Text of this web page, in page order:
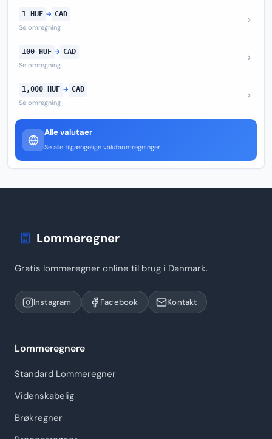
1 HUF → CAD
Se omregning
100 HUF → CAD
Se omregning
1,000 HUF → CAD
Se omregning
Alle valutaer
Se alle tilgængelige valutaomregninger
Lommeregner
Gratis lommeregner online til brug i Danmark.
Instagram Facebook Kontakt
Lommeregnere
Standard Lommeregner
Videnskabelig
Brøkregner